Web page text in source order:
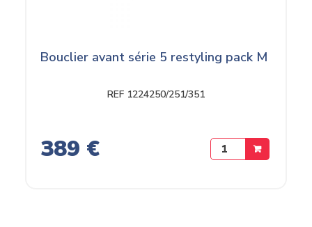
Bouclier avant série 5 restyling pack M
REF 1224250/251/351
389 €